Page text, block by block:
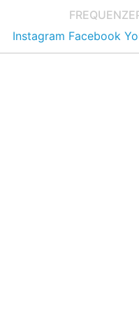
FREQUENZE
Instagram Facebook